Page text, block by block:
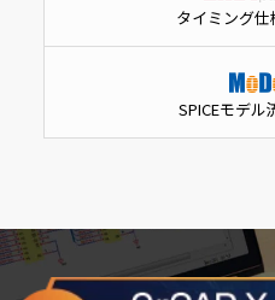
タイミング
SPICEモデル